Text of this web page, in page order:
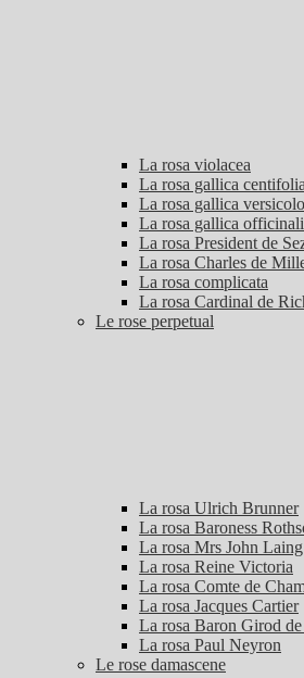
La rosa violacea
La rosa gallica centifolia
La rosa gallica
La rosa gallica
La rosa President de
La rosa Charles de
La rosa complicata
La rosa Cardinal de
Le rose perpetual
La rosa Ulrich Brunner
La rosa Baroness
La rosa Mrs John Laing
La rosa Reine Victoria
La rosa Comte de
La rosa Jacques Cartier
La rosa Baron Girod
La rosa Paul Neyron
Le rose damascene